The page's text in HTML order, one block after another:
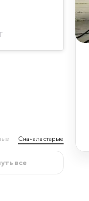
Сначала старые
все